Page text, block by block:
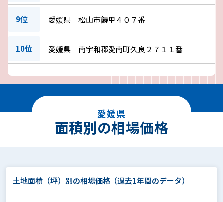
9位 愛媛県 松山市饒甲４０７番
10位 愛媛県 南宇和郡愛南町久良２７１１番
愛媛県
面積別の相場価格
土地面積（坪）別の相場価格 （過去1年間のデータ）